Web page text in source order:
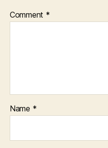
Comment *
Name *